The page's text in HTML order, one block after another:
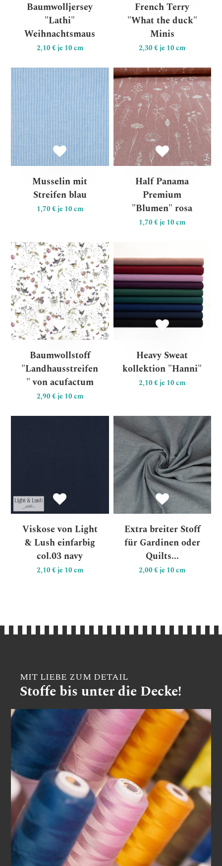
Baumwolljersey
"Lathi"
Weihnachtsmaus
2,10 € je 10 cm
French Terry
"What the duck"
Minis
2,30 € je 10 cm
Musselin mit
Streifen blau
1,70 € je 10 cm
Musselin mit Streifen blau
Half Panama
Premium
"Blumen" rosa
1,70 € je 10 cm
Baumwollstoff
"Landhausstreifen
" von acufactum
2,90 € je 10 cm
Baumwollstoff
Heavy Sweat
kollektion "Hanni"
2,10 € je 10 cm
Viskose von Light
& Lush einfarbig
col.03 navy
2,10 € je 10 cm
Viskose von Light & Lush
Extra breiter Stoff
für Gardinen oder
Quilts...
2,00 € je 10 cm
MIT LIEBE ZUM DETAIL
Stoffe bis unter die Decke!